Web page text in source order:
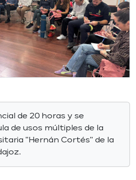
de 20 horas y se
de usos múltiples de la
"Hernán Cortés" de la